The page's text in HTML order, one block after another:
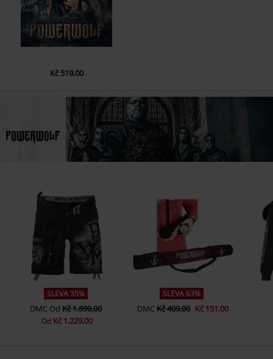
Kč 519,00
SLEVA 35%
DMC OdKč 1.899,00
Od Kč 1.229,00
SLEVA 63%
DMCKč 409,00 Kč 151,00